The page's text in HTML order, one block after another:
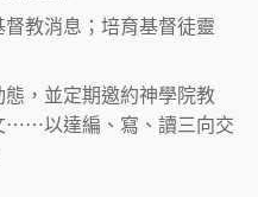
督教消息；培育基督徒靈
，並定期邀約神學院教
⋯⋯以達編、寫、讀三向交